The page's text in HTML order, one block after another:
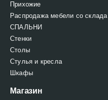
Прихожие
Распродажа мебели со склада
СПАЛЬНИ
Стенки
Столы
Стулья и кресла
Шкафы
Магазин